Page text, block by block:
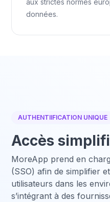
aux strictes normes
données.
AUTHENTIIFICATION UNIQUE
Accès
MoreApp prend en
(SSO) afin de simplifier
utilisateurs dans les
s’intégrant à des